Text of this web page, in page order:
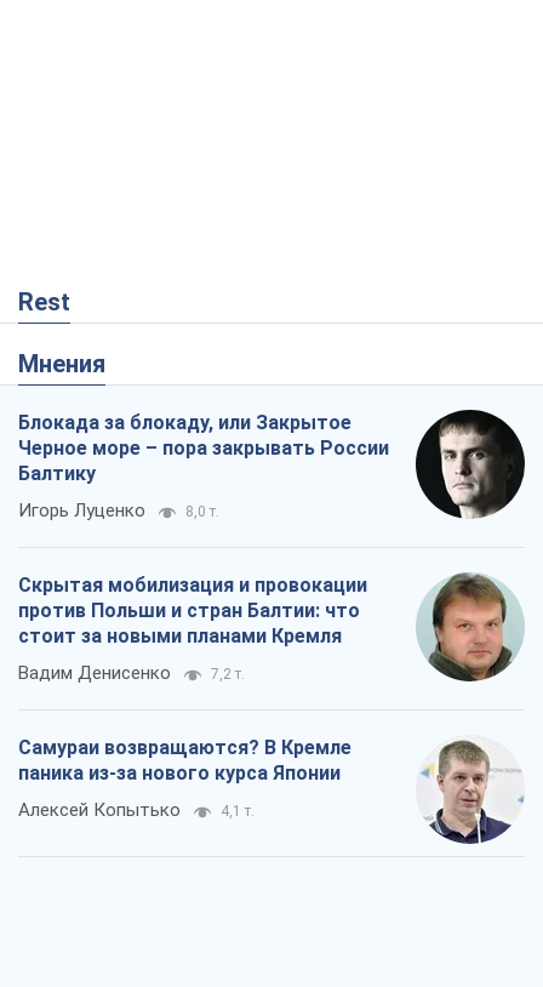
Rest
Мнения
Блокада за блокаду, или Закрытое
Черное море – пора закрывать России
Балтику
Игорь Луценко 8,0 т.
Скрытая мобилизация и провокации
против Польши и стран Балтии: что
стоит за новыми планами Кремля
Вадим Денисенко 7,2 т.
Самураи возвращаются? В Кремле
паника из-за нового курса Японии
Алексей Копытько 4,1 т.